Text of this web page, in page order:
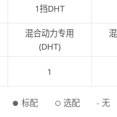
● 标配 ○ 选配 - 无
1挡DHT
混合动力专用
(DHT)
1